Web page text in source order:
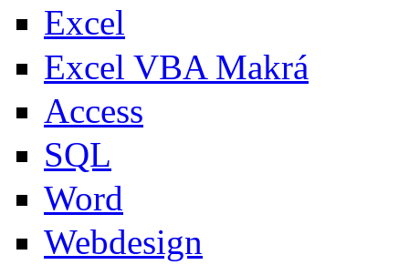
Excel
Excel VBA Makrá
Access
SQL
Word
Webdesign